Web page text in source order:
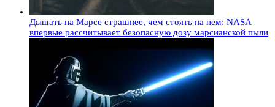
Дышать на Марсе страшнее, чем стоять на нем: NASA
впервые рассчитывает безопасную дозу марсианской пыли